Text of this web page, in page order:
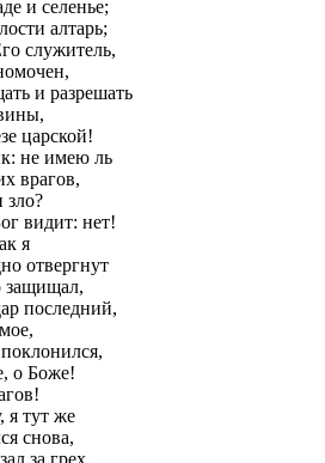
и селенье;
алтарь;
служитель,
и разрешать
царской!
не имею ль
врагов,
видит: нет!
я
отвергнут
защищал,
последний,
о Боже!
я тут же
снова,
за грех,